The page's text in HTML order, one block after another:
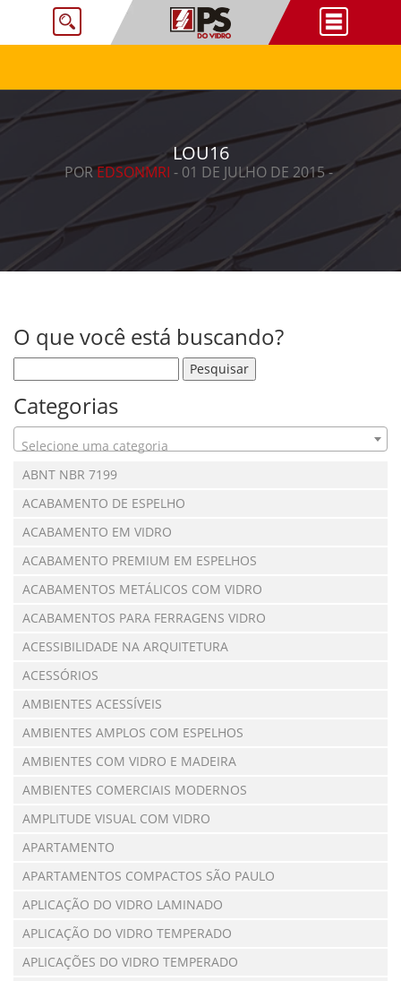
LOU16
POREDSONMRI - 01 DE JULHO DE 2015 -
O que você está buscando?
Categorias
Selecione uma categoria
ABNT NBR 7199
ACABAMENTO DE ESPELHO
ACABAMENTO EM VIDRO
ACABAMENTO PREMIUM EM ESPELHOS
ACABAMENTOS METÁLICOS COM VIDRO
ACABAMENTOS PARA FERRAGENS VIDRO
ACESSIBILIDADE NA ARQUITETURA
ACESSÓRIOS
AMBIENTES ACESSÍVEIS
AMBIENTES AMPLOS COM ESPELHOS
AMBIENTES COM VIDRO E MADEIRA
AMBIENTES COMERCIAIS MODERNOS
AMPLITUDE VISUAL COM VIDRO
APARTAMENTO
APARTAMENTOS COMPACTOS SÃO PAULO
APLICAÇÃO DO VIDRO LAMINADO
APLICAÇÃO DO VIDRO TEMPERADO
APLICAÇÕES DO VIDRO TEMPERADO